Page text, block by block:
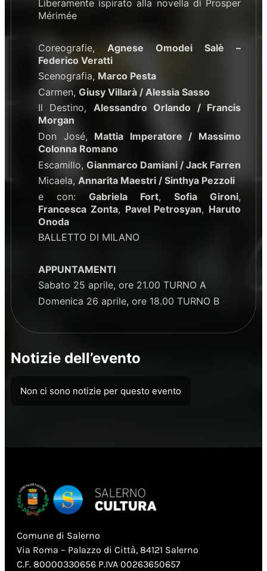
Liberamente ispirato alla novella di Prosper
Mérimée
Coreografie, Agnese Omodei Salè –
Federico Veratti
Scenografia, Marco Pesta
Carmen, Giusy Villarà / Alessia Sasso
Il Destino, Alessandro Orlando / Francis
Morgan
Don José, Mattia Imperatore / Massimo
Colonna Romano
Escamillo, Gianmarco Damiani / Jack Farren
Micaela, Annarita Maestri / Sinthya Pezzoli
e con: Gabriela Fort, Sofia Gironi,
Francesca Zonta, Pavel Petrosyan, Haruto
Onoda
BALLETTO DI MILANO
APPUNTAMENTI
Sabato 25 aprile, ore 21.00 TURNO A
Domenica 26 aprile, ore 18.00 TURNO B
Notizie dell’evento
Non ci sono notizie per questo evento
Comune di Salerno
Via Roma – Palazzo di Città, 84121 Salerno
C.F. 80000330656 P.IVA 00263650657